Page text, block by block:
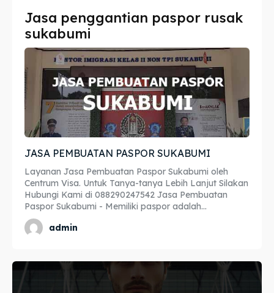
Imta
Legalisir
Apostille
Penerjemah
Asuransi
Imta
Legalisir
Apostille
Penerjemah
Asuransi
Jasa penggantian paspor rusak
sukabumi
JASA PEMBUATAN PASPOR SUKABUMI
Layanan Jasa Pembuatan Paspor Sukabumi oleh
Centrum Visa. Untuk Tanya-tanya Lebih Lanjut Silakan
Hubungi Kami di 088290247542 Jasa Pembuatan
Paspor Sukabumi - Memiliki paspor adalah...
admin